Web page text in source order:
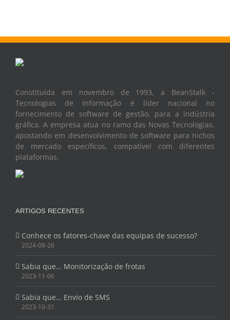
Constituída em novembro de 1993, a BeanStalk -
Tecnologias de Informação é líder nacional no
fornecimento de software de gestão, para a indústria
gráfica. A empresa atua no ramo das Novas Tecnologias,
apostando em desenvolvimento de software para nichos
de mercado específicos, compatível com diferentes
plataformas.
ARTIGOS RECENTES
Conhece os fatores-chave das equipas de sucesso?
2024-08-26
Sabia que… Monitorização de frotas
2023-11-06
Sabia que… Envio de SMS
2023-10-31